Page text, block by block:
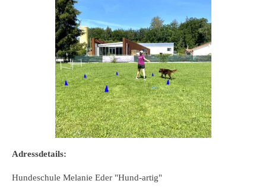
Adressdetails:
Hundeschule Melanie Eder "Hund-artig"